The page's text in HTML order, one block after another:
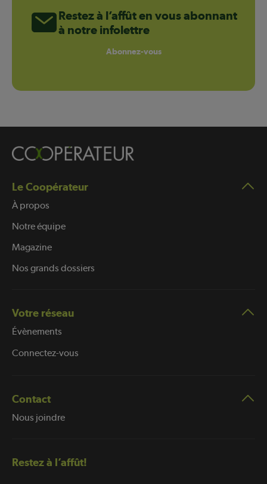
Restez à l’affût en vous abonnant
à notre infolettre
Abonnez-vous
Le Coopérateur
À propos
Notre équipe
Magazine
Nos grands dossiers
Votre réseau
Évènements
Connectez-vous
Contact
Nous joindre
Restez à l’affût!